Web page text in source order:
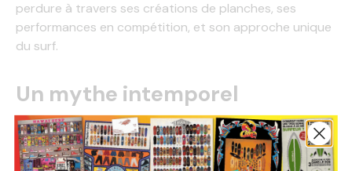
perdure à travers ses créations de planches, ses
performances en compétition, et son approche unique
du surf.
Un mythe intemporel
La magie de Donald Takayama réside dans le fait qu’il a
su marier tradition et innovation. Ses
accomplissements, tant en tant que compétiteur que